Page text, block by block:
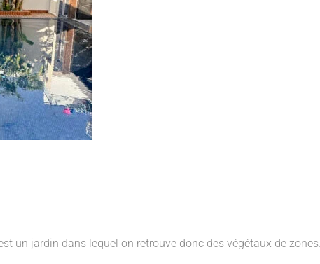
un jardin dans lequel on retrouve donc des végétaux de zones…